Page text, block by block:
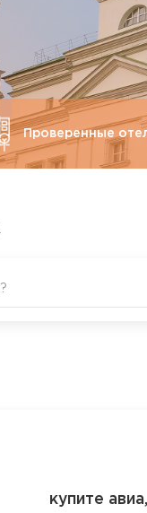
Проверенные
купите